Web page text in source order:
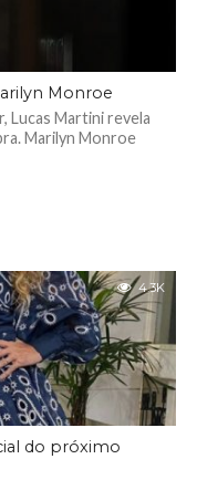
Monroe
Lucas Martini revela
Marilyn Monroe
4.3K
do próximo